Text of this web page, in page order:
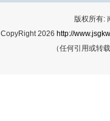
版权所有:
CopyRight 2026 http://
（任何引用或转